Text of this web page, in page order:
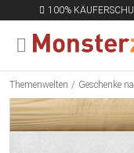
100%
MENÜ
Themenwelten Geschenke